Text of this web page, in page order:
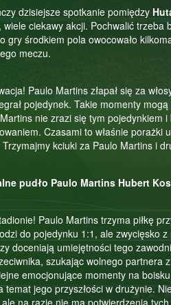
dzisiejsze spotkanie pomiędzy
ciekawy akcji. Pochwalić
gry środkiem pola owocowało
meczu.
Paulo Martins złapał się za
pojedynek. Takie momenty
nie zrazi się tym pojedynkiem
Czasami to właśnie porażki
Trzymajmy kciuki za Paulo Martins i
pudło Paulo Martins Hubert
Paulo Martins trzyma piłkę
do pojedynku 1:1, ale zwycięsko
doceniają umiejętności tego
szukając wolnego partnera
emocjonujące momenty na
temat jego przyszłości w drużynie.
na razie nie ma potwierdzenia